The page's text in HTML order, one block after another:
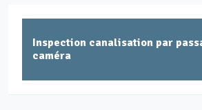
Inspection canalisation par
caméra